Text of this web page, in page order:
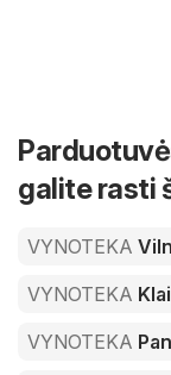
galite rasti
VYNOTEKA
VYNOTEKA
VYNOTEKA